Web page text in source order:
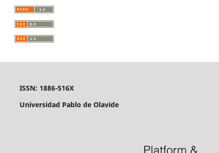
ISSN: 1886-516X
Universidad Pablo de Olavide